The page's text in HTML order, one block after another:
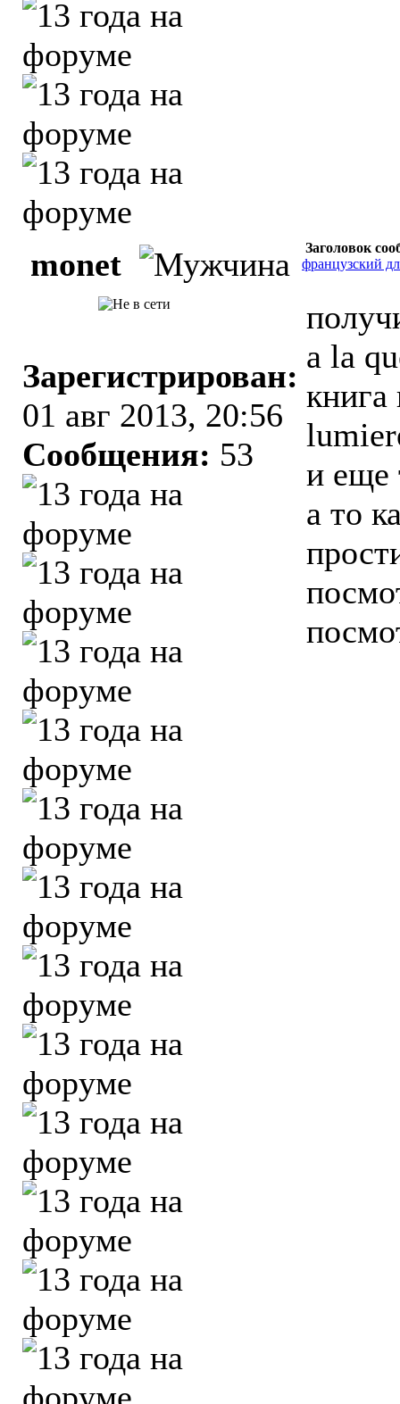
monet
Заголовок
французский
Зарегистрирован:
01 авг 2013, 20:56
Сообщения: 53
a la
и еще
а то